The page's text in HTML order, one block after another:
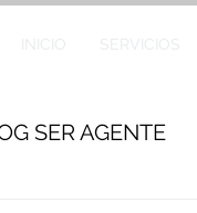
INICIO SERVICIOS
SER AGENTE